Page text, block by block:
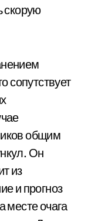
скорую
сопутствует
общим
Он
из
и прогноз
месте очага